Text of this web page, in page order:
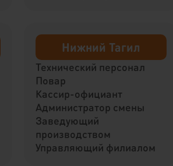
Нижний Тагил
Технический персонал
Повар
Кассир-официант
Администратор смены
Заведующий
производством
Управляющий филиалом